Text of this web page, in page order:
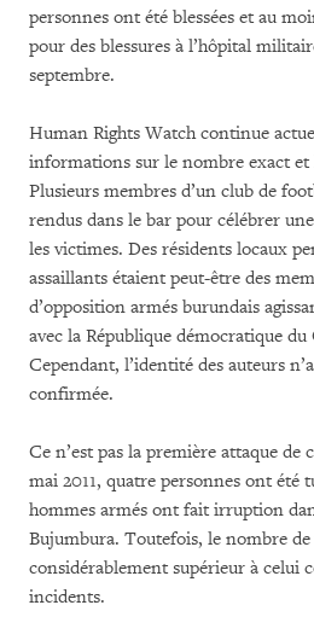
personnes ont été blessées et au
pour des blessures à l’hôpital
septembre.
Human Rights Watch continue
informations sur le nombre exact et
Plusieurs membres d’un club de
rendus dans le bar pour célébrer
les victimes. Des résidents locaux
assaillants étaient peut-être des
d’opposition armés burundais
avec la République démocratique
Cependant, l’identité des auteurs
confirmée.
Ce n’est pas la première attaque de
mai 2011, quatre personnes ont été
hommes armés ont fait irruption
Bujumbura. Toutefois, le nombre
considérablement supérieur à celui
incidents.